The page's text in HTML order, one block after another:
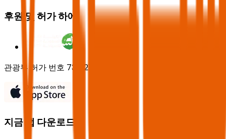
후원 및 허가 하에
관광부 허가 번호 73102191
지금 앱 다운로드